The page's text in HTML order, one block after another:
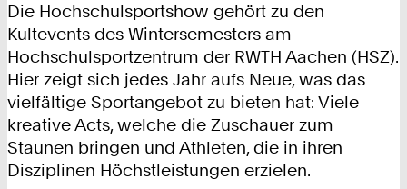
Die Hochschulsportshow gehört zu den
Kultevents des Wintersemesters am
Hochschulsportzentrum der RWTH Aachen (HSZ).
Hier zeigt sich jedes Jahr aufs Neue, was das
vielfältige Sportangebot zu bieten hat: Viele
kreative Acts, welche die Zuschauer zum
Staunen bringen und Athleten, die in ihren
Disziplinen Höchstleistungen erzielen.